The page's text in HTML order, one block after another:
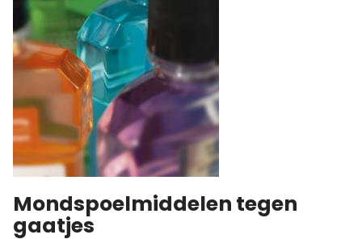
Mondspoelmiddelen tegen
gaatjes